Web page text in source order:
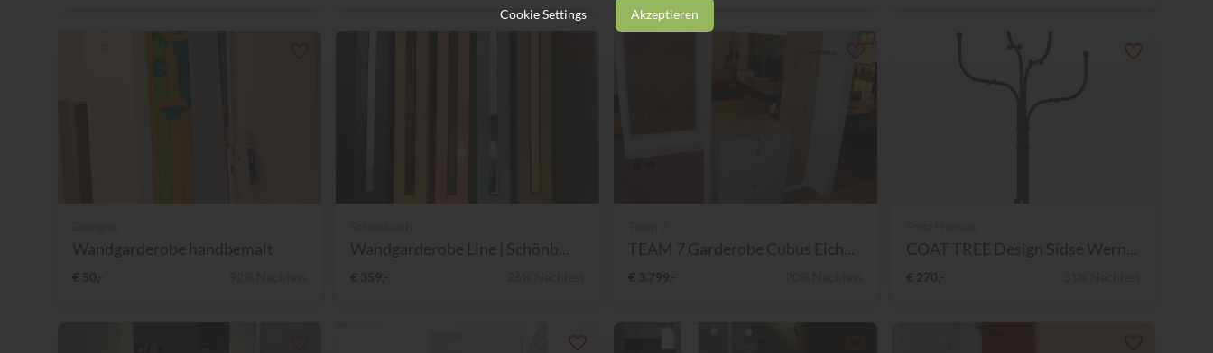
Cookie Settings Akzeptieren